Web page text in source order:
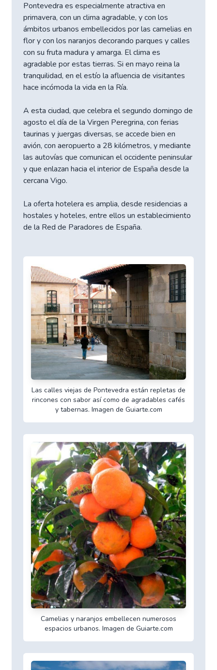
Pontevedra es especialmente atractiva en
primavera, con un clima agradable, y con los
ámbitos urbanos embellecidos por las camelias en
flor y con los naranjos decorando parques y calles
con su fruta madura y amarga. El clima es
agradable por estas tierras. Si en mayo reina la
tranquilidad, en el estío la afluencia de visitantes
hace incómoda la vida en la Ría.
A esta ciudad, que celebra el segundo domingo de
agosto el día de la Virgen Peregrina, con ferias
taurinas y juergas diversas, se accede bien en
avión, con aeropuerto a 28 kilómetros, y mediante
las autovías que comunican el occidente peninsular
y que enlazan hacia el interior de España desde la
cercana Vigo.
La oferta hotelera es amplia, desde residencias a
hostales y hoteles, entre ellos un establecimiento
de la Red de Paradores de España.
Las calles viejas de Pontevedra están repletas de
rincones con sabor así como de agradables cafés
y tabernas. Imagen de Guiarte.com
Camelias y naranjos embellecen numerosos
espacios urbanos. Imagen de Guiarte.com